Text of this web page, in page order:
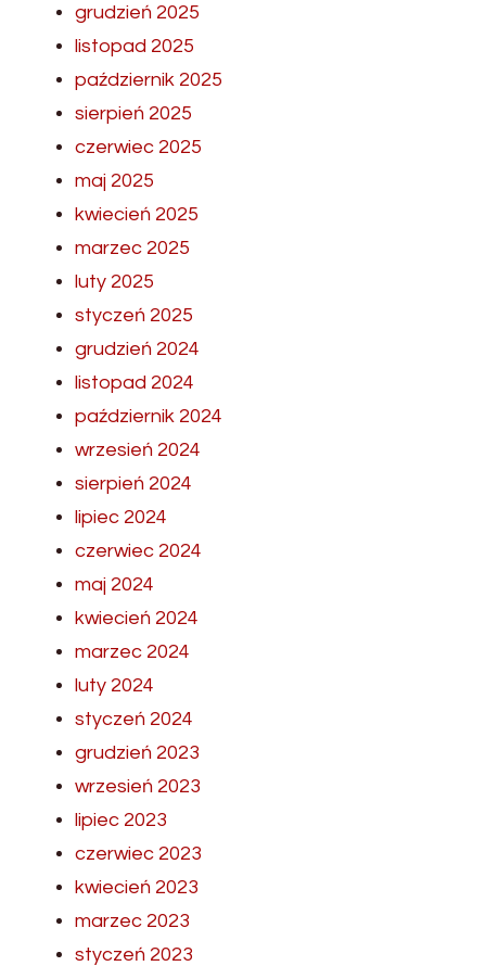
grudzień 2025
listopad 2025
październik 2025
sierpień 2025
czerwiec 2025
maj 2025
kwiecień 2025
marzec 2025
luty 2025
styczeń 2025
grudzień 2024
listopad 2024
październik 2024
wrzesień 2024
sierpień 2024
lipiec 2024
czerwiec 2024
maj 2024
kwiecień 2024
marzec 2024
luty 2024
styczeń 2024
grudzień 2023
wrzesień 2023
lipiec 2023
czerwiec 2023
kwiecień 2023
marzec 2023
styczeń 2023